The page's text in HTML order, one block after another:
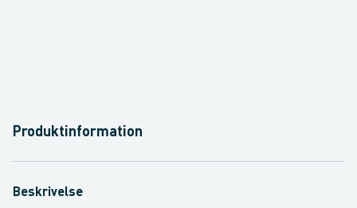
Produktinformation
Beskrivelse